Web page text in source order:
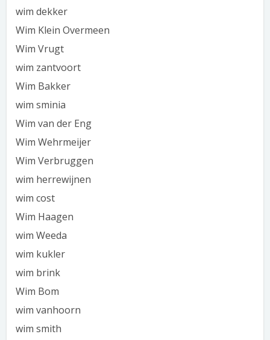
wim dekker
Wim Klein Overmeen
Wim Vrugt
wim zantvoort
Wim Bakker
wim sminia
Wim van der Eng
Wim Wehrmeijer
Wim Verbruggen
wim herrewijnen
wim cost
Wim Haagen
wim Weeda
wim kukler
wim brink
Wim Bom
wim vanhoorn
wim smith